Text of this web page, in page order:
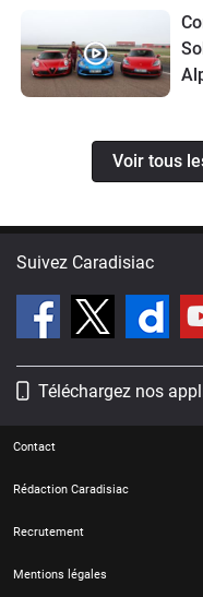
Voir tous
Suivez Caradisiac
Téléchargez nos
Contact
Rédaction Caradisiac
Recrutement
Mentions légales